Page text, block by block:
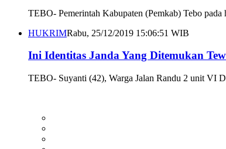
TEBO- Pemerintah Kabupaten (Pemkab) Tebo
HUKRIMRabu, 25/12/2019 15:06:51 WIB
Ini Identitas Janda Yang Ditemukan
TEBO- Suyanti (42), Warga Jalan Randu 2 unit VI